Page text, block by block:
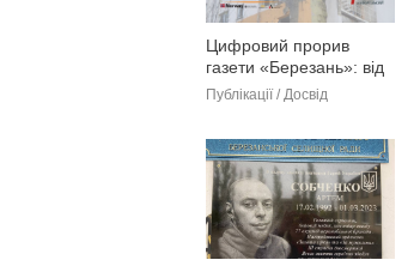
Цифровий прорив
газети «Березань»: від
традиційного видання
Публікації / Досвід